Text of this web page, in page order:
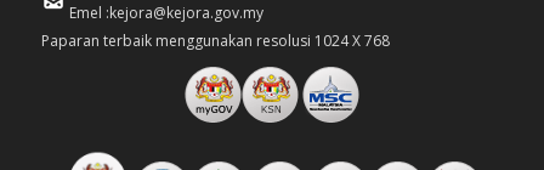
Emel :kejora@kejora.gov.my
Paparan terbaik menggunakan resolusi 1024 X 768